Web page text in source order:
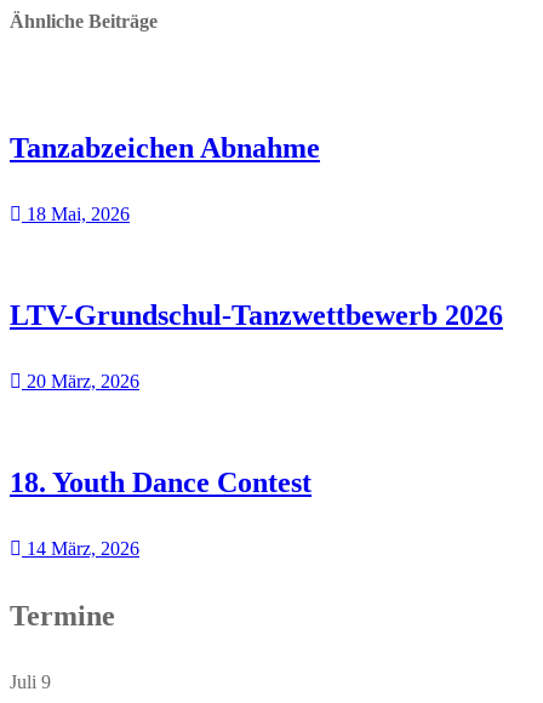
Ähnliche Beiträge
Tanzabzeichen Abnahme
18 Mai, 2026
LTV-Grundschul-Tanzwettbewerb 2026
20 März, 2026
18. Youth Dance Contest
14 März, 2026
Termine
Juli 9